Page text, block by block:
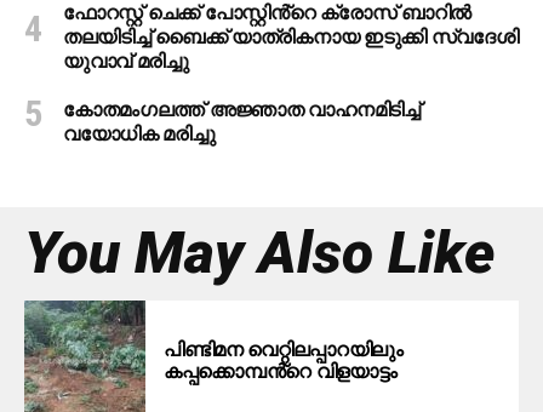
ഫോറസ്റ്റ് ചെക്ക് പോസ്റ്റിൻ്റെ ക്രോസ് ബാറില്‍
തലയിടിച്ച് ബൈക്ക് യാത്രികനായ ഇടുക്കി സ്വദേശി
യുവാവ് മരിച്ചു
കോതമംഗലത്ത് അജ്ഞാത വാഹനമിടിച്ച്
വയോധിക മരിച്ചു
You May Also Like
പിണ്ടിമന വെറ്റിലപ്പാറയിലും
കപ്പക്കൊമ്പൻ്റെ വിളയാട്ടം